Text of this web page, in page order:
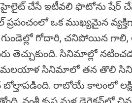
హైలైట్ చేసే ఇటీవలి ఫొటోను షేర్
ప్రపంచంలో ఒక ముఖ్యమైన
గుండెల్లో గోదారి, చనిపోయిన
తెచ్చుకుంది. సినిమాల్లో
మలయాళ సినిమాలో తన తొలి
బోల్తాపడింది. రాబోయే కాలంలో